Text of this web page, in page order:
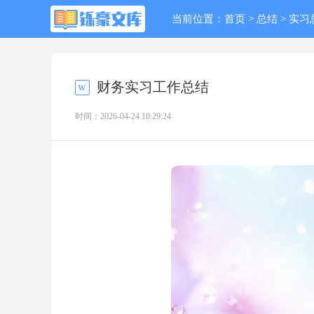
当前位置： 首页 > 总结 > 实习
财务实习工作总结
时间：2026-04-24 10:29:24